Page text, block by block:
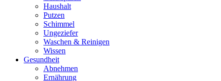
Haushalt
Putzen
Schimmel
Ungeziefer
Waschen & Reinigen
Wissen
Gesundheit
Abnehmen
Ernährung